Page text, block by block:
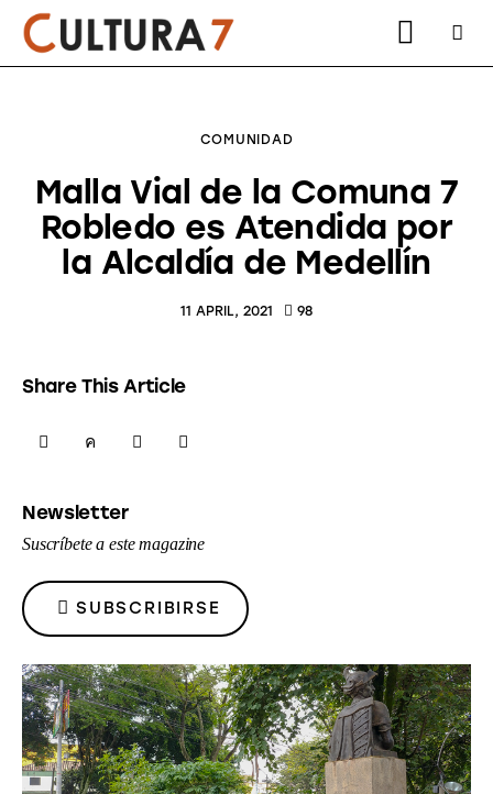
instagramfacebookyoutube2twitter-
x-
2
COMUNIDAD
Malla Vial de la Comuna 7
Robledo es Atendida por
la Alcaldía de Medellín
11 APRIL, 2021 98
Share This Article
SHARE
FACEBOOK
SHARE
X
SHARECOPY
Newsletter
Suscríbete a este magazine
SUBSCRIBIRSE